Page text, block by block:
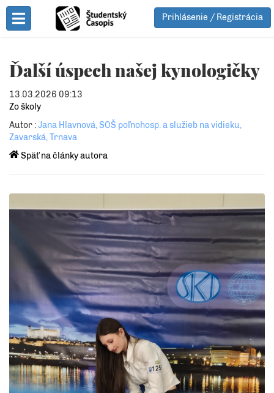
Toggle Menu
Prihlásenie / Registrácia
Ďalší úspech našej kynologičky
13.03.2026 09:13
Zo školy
Autor :Jana Hlavnová, SOŠ poľnohosp. a služieb na vidieku,
Zavarská, Trnava
Späť na články autora